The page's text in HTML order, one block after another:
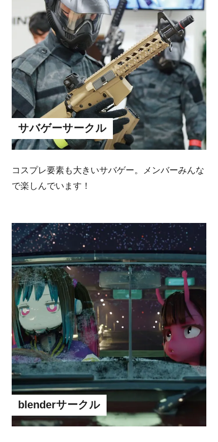
サバゲーサークル
コスプレ要素も大きいサバゲー。メンバーみんな
で楽しんでいます！
blenderサークル